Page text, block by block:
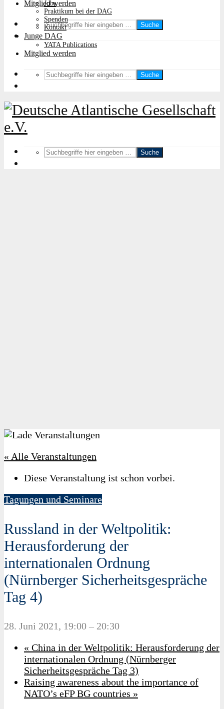
Mitglied werden
Suche
Jobs
Praktikum bei der DAG
Spenden
Kontakt
Junge DAG
YATA Publications
Mitglied werden
Suche
Suche
« Alle Veranstaltungen
Diese Veranstaltung ist schon vorbei.
Tagungen und Seminare
Russland in der Weltpolitik:
Herausforderung der
internationalen Ordnung
(Nürnberger Sicherheitsgespräche
Tag 4)
28. Juni 2021, 19:00 – 20:30
« China in der Weltpolitik: Herausforderung der
internationalen Ordnung (Nürnberger
Sicherheitsgespräche Tag 3)
Raising awareness about the importance of
NATO’s eFP BG countries »